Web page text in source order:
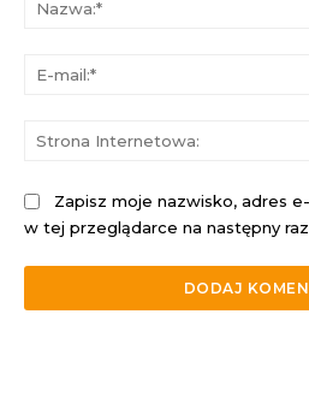
Zapisz moje nazwisko, adres
w tej przeglądarce na następny